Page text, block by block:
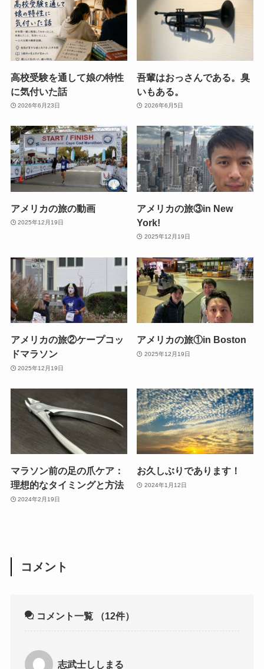
高校受験を通して娘の特性
に気付いた話
2026年6月23日
吾輩はおっさんである。臭
いもある。
2026年6月5日
アメリカの旅の動画
2025年12月19日
アメリカの旅③in New
York!
2025年12月19日
アメリカの旅②ケープコッ
ドマラソン
2025年12月19日
アメリカの旅①in Boston
2025年12月19日
マラソン前の足の爪ケア：
理想的なタイミングと方法
2024年2月19日
お久しぶりであります！
2024年1月12日
コメント
コメント一覧 （12件）
志武士ししまる